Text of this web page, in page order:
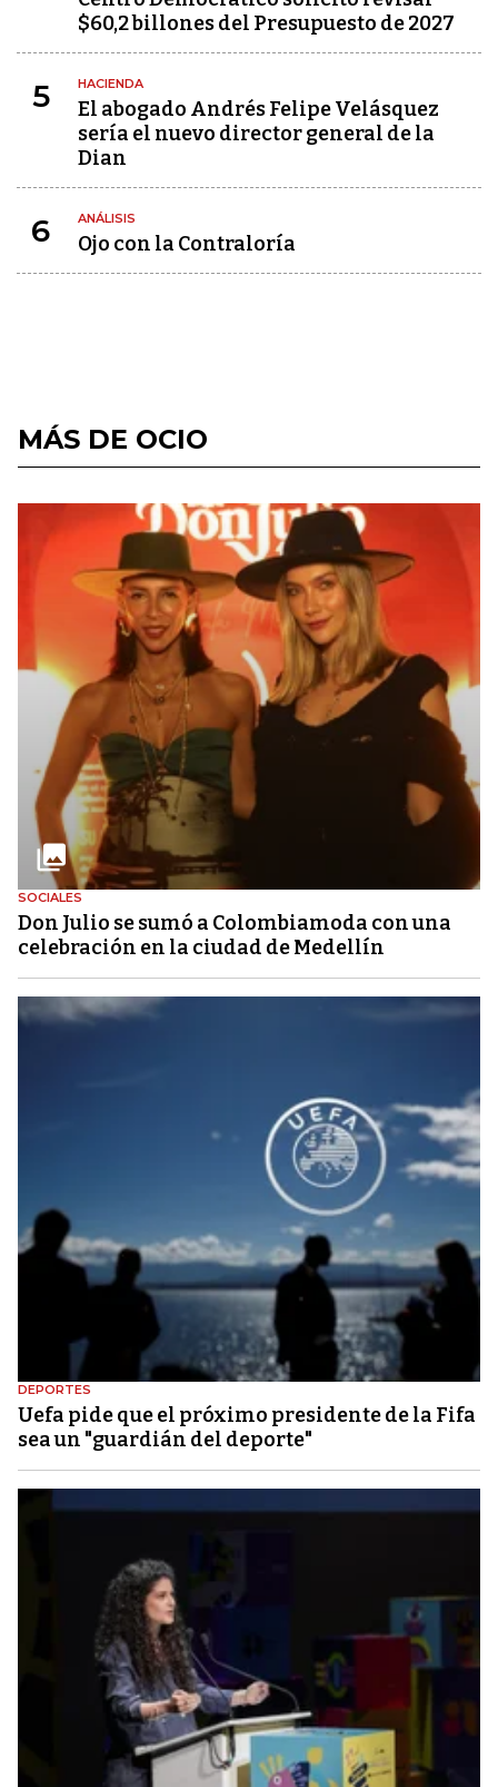
$60,2 billones del Presupuesto de 2027
5 HACIENDA
El abogado Andrés Felipe Velásquez
sería el nuevo director general de la
Dian
6 ANÁLISIS
Ojo con la Contraloría
MÁS DE OCIO
SOCIALES
Don Julio se sumó a Colombiamoda con una
celebración en la ciudad de Medellín
DEPORTES
Uefa pide que el próximo presidente de la Fifa
sea un "guardián del deporte"